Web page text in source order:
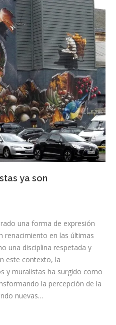
ya son
una forma de expresión
renacimiento en las últimas
una disciplina respetada y
este contexto, la
y muralistas ha surgido como
la percepción de la
nuevas…